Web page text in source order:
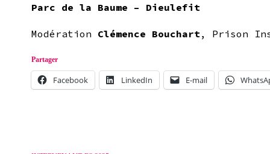
Parc de la Baume – Dieulefit
Modération Clémence Bouchart, Prison
Partager
Facebook LinkedIn E-mail